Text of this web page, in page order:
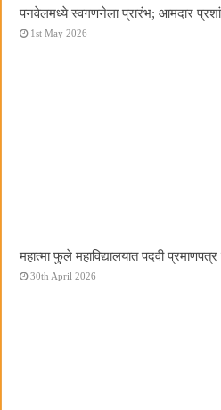
पनवेलमध्ये स्वगणनेला प्रारंभ; आमदार
1st May 2026
महात्मा फुले महाविद्यालयात पदवी
30th April 2026